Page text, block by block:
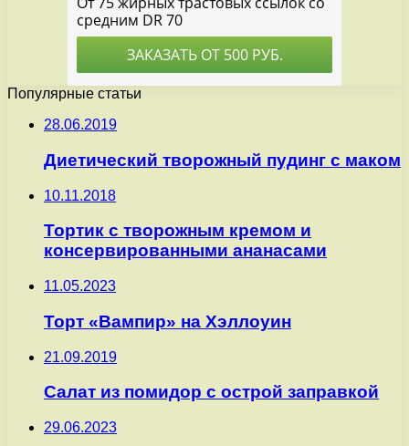
Популярные статьи
28.06.2019
Диетический творожный пудинг с маком
10.11.2018
Тортик с творожным кремом и
консервированными ананасами
11.05.2023
Торт «Вампир» на Хэллоуин
21.09.2019
Салат из помидор с острой заправкой
29.06.2023